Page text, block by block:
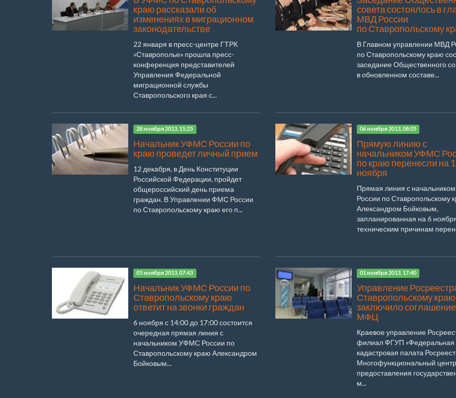
краю рассказали об
изменениях в миграционном
законодательстве
22 января в пресс-центре ГТРК
«Ставрополье» прошла пресс-
конференция представителей
Управления Федеральной
миграционной службы
Ставропольского края с...
совета состоялось в
МВД России
по Ставропольскому
В Главном управлении МВД
по Ставропольскому краю
заседание Общественного
в обновленном составе...
28 ноября 2013, 11:25
Начальник УФМС России по
краю проведет личный прием
12 декабря, в День Конституции
Российской Федерации, пройдет
общероссийский день приема
граждан. В Управлении ФМС России
по Ставропольскому краю его п...
06 ноября 2013, 08:05
Прямую линию с
начальником УФМС
по краю перенесли на
ноября
Прямая линия с
России по Ставропольскому
Александром Бойковым,
запланированная на 6
техническим причинам
05 ноября 2013, 07:43
Начальник УФМС России по
Ставропольскому краю
ответит на звонки граждан
6 ноября с 14:00 до 17:00 состоится
очередная прямая линия с
начальником УФМС России по
Ставропольскому краю Александром
Бойковым...
01 ноября 2013, 17:40
Управление
Ставропольскому краю
заключило
МФЦ
Краевое управление
филиал ФГУП «Федеральная
кадастровая палата
Многофункциональный центр
предоставления
м...